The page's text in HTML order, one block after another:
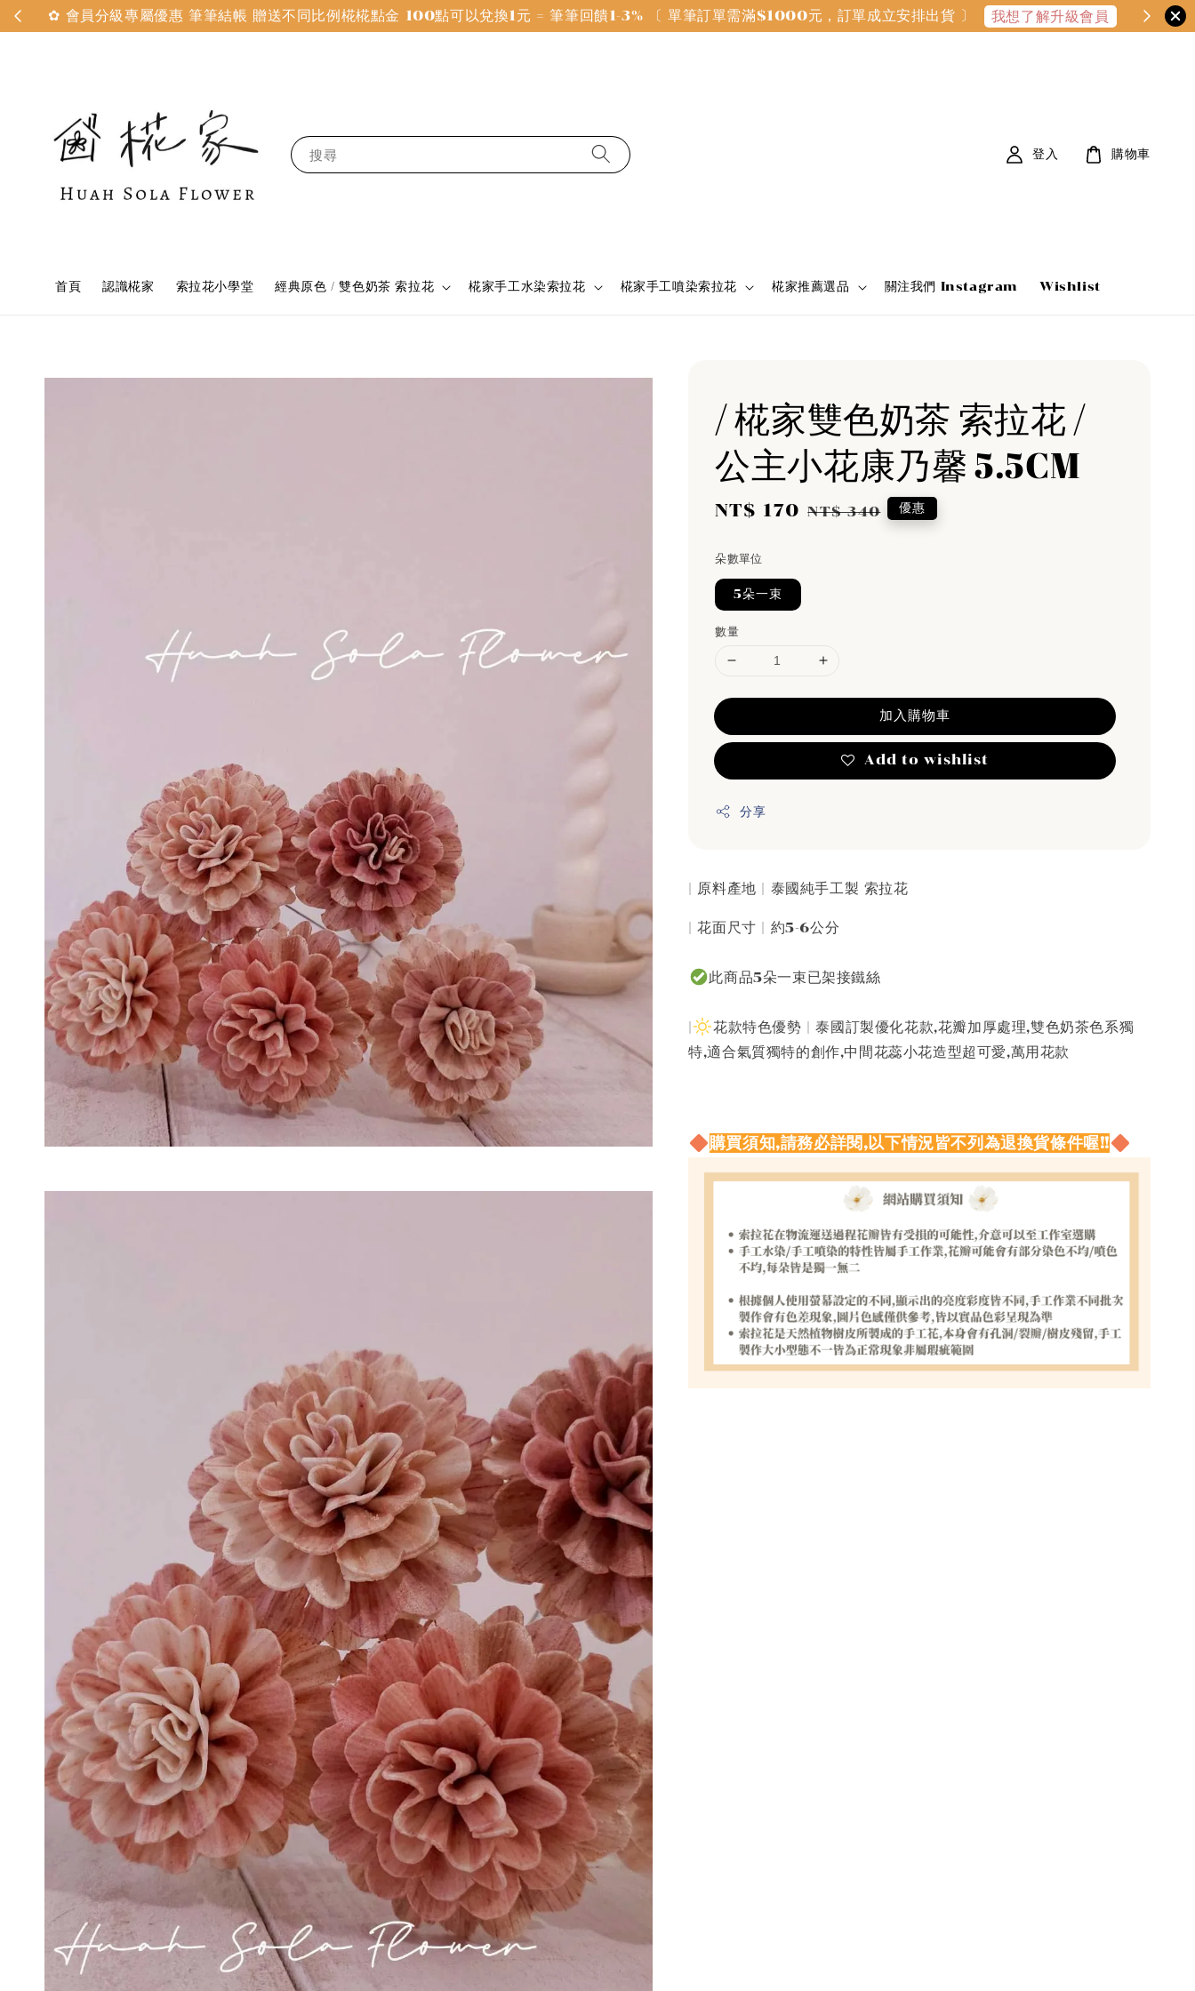
✿ 會員分級專屬優惠 筆筆結帳 贈送不同比例椛椛點金 100點可以兌換1元 = 筆筆回饋1-3% 〔 單筆訂單需滿$1000元，訂單成立安排出貨 〕 我想了解升級會員
搜尋
首頁 認識椛家 索拉花小學堂 經典原色 / 雙色奶茶 索拉花 椛家手工水染索拉花 椛家手工噴染索拉花 椛家推薦選品 關注我們 Instagram Wishlist
登入 購物車
/ 椛家雙色奶茶 索拉花 /
公主小花康乃馨 5.5CM
Sale
NT$ 170 Regular
NT$ 340 優惠
朵數單位
5朵一束
數量
加入購物車
Add to wishlist
分享
| 原料產地 | 泰國純手工製 索拉花
| 花面尺寸 | 約5-6公分
此商品5朵一束已架接鐵絲
|
花款特色優勢 | 泰國訂製優化花款,花瓣加厚處理,雙色奶茶色系獨
特,適合氣質獨特的創作,中間花蕊小花造型超可愛,萬用花款
購買須知,請務必詳閱,以下情況皆不列為退換貨條件喔!!